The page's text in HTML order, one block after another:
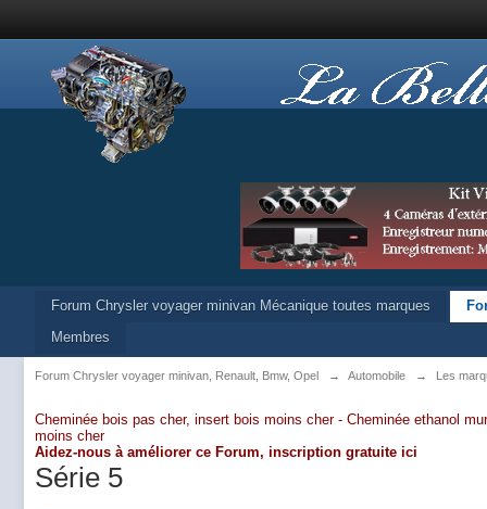
Forum Chrysler voyager minivan Mécanique toutes marques
Membres
Forum Chrysler voyager minivan, Renault, Bmw, Opel → Automobile → Les
Cheminée bois pas cher, insert bois moins cher - Cheminée ethanol
moins cher
Aidez-nous à améliorer ce Forum, inscription gratuite ici
Série 5